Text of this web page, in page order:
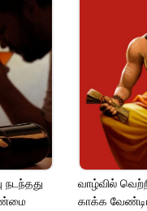
தண்ணீரை
ஸ்ப்ரே
துணியால்
சுத்தம் செய்யவும்.
நடந்தது
வாழ்வில்
காக்க